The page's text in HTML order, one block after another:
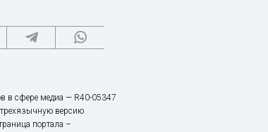
в сфере медиа — R40-05347
версию
портала –